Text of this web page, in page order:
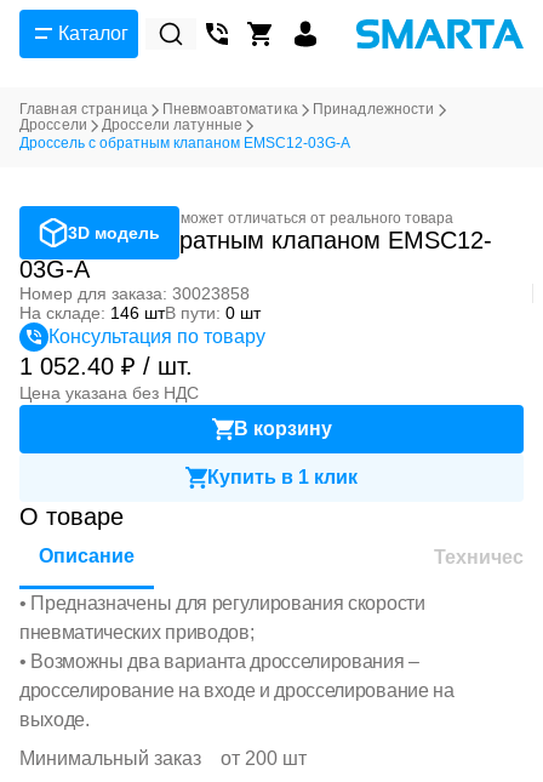
Каталог
Главная страница Пневмоавтоматика
Принадлежности
Дроссели
Дроссели латунные
Дроссель с обратным клапаном EMSC12-03G-A
3D модель
Фотография может отличаться от реального товара
Дроссель с обратным клапаном EMSC12-
03G-A
Номер для заказа: 30023858
На складе: 146 штВ пути: 0 шт
Консультация по товару
1 052.40 ₽ / шт.
Цена указана без НДС
В корзину
Купить в 1 клик
О товаре
Описание
• Предназначены для регулирования скорости
пневматических приводов;
• Возможны два варианта дросселирования –
дросселирование на входе и дросселирование на
выходе.
Минимальный заказ
от 200 шт